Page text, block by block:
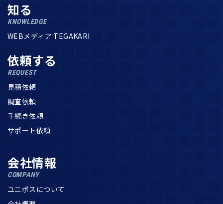
知る
KNOWLEDGE
WEBメディア TEGAKARI
依頼する
REQUEST
見積依頼
調査依頼
手続き依頼
サポート依頼
会社情報
COMPANY
ユニポスについて